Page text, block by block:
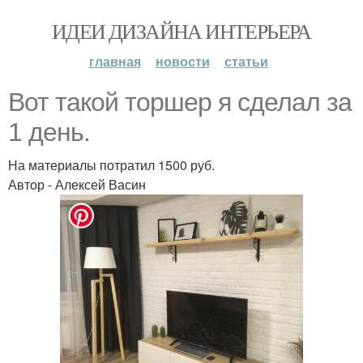
ИДЕИ ДИЗАЙНА ИНТЕРЬЕРА
главная новости статьи
Вот такой торшер я сделал за
1 день.
На материалы потратил 1500 руб.
Автор - Алексей Васин